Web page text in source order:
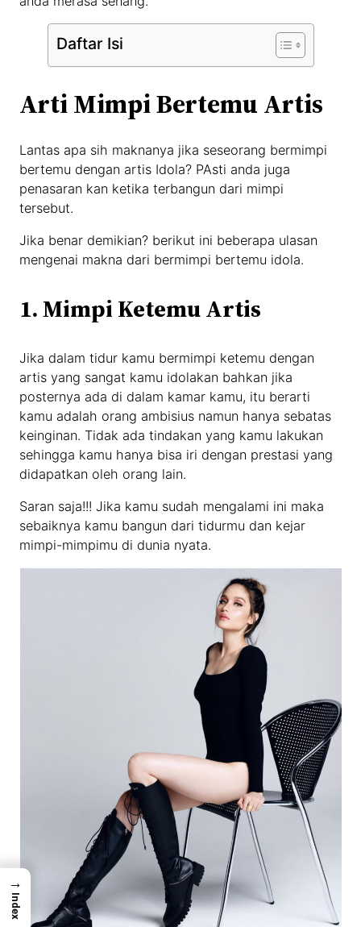
Daftar Isi
Arti Mimpi Bertemu Artis
Lantas apa sih maknanya jika seseorang bermimpi
bertemu dengan artis Idola? PAsti anda juga
penasaran kan ketika terbangun dari mimpi
tersebut.
Jika benar demikian? berikut ini beberapa ulasan
mengenai makna dari bermimpi bertemu idola.
1. Mimpi Ketemu Artis
Jika dalam tidur kamu bermimpi ketemu dengan
artis yang sangat kamu idolakan bahkan jika
posternya ada di dalam kamar kamu, itu berarti
kamu adalah orang ambisius namun hanya sebatas
keinginan. Tidak ada tindakan yang kamu lakukan
sehingga kamu hanya bisa iri dengan prestasi yang
didapatkan oleh orang lain.
Saran saja!!! Jika kamu sudah mengalami ini maka
sebaiknya kamu bangun dari tidurmu dan kejar
mimpi-mimpimu di dunia nyata.
→
Index